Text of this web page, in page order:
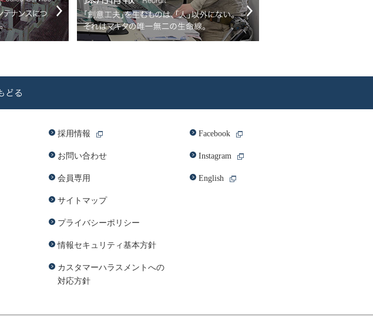
採用情報
お問い合わせ
会員専用
サイトマップ
プライバシーポリシー
情報セキュリティ基本方針
カスタマーハラスメントへの
対応方針
Facebook
Instagram
English